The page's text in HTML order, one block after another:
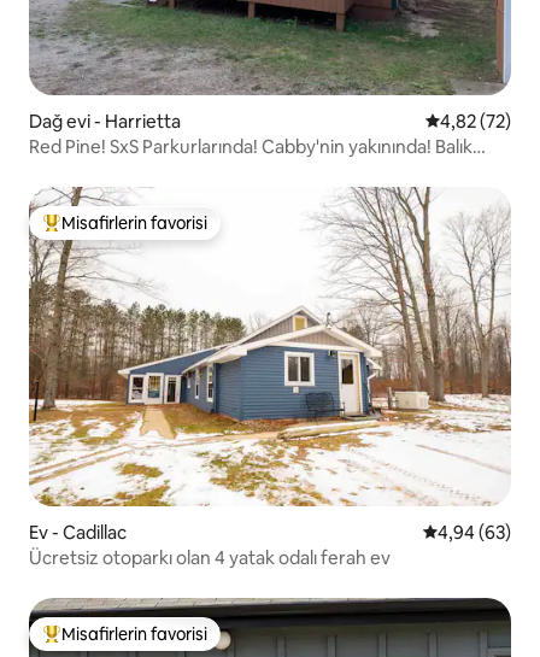
Dağ evi - Harrietta 5 üzerinden
4,82 (72)
Red Pine! SxS Parkurlarında! Cabby'nin yakınında! Balık
Misafirlerin favorilerinden en beğenilenler arasında
Misafirlerin favorisi
Ev - Cadillac 5 üzerinden
4,94 (63)
Ücretsiz otoparkı olan 4 yatak odalı ferah ev
Misafirlerin favorilerinden en beğenilenler arasında
Misafirlerin favorisi